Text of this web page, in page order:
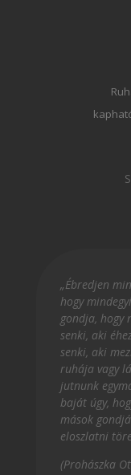
„Ébredjen
hogy
gondja, hogy
senki, aki
senki, aki
ruhája vagy
jutnunk
baját úgy,
mások
eloszlatni
(Prohászka